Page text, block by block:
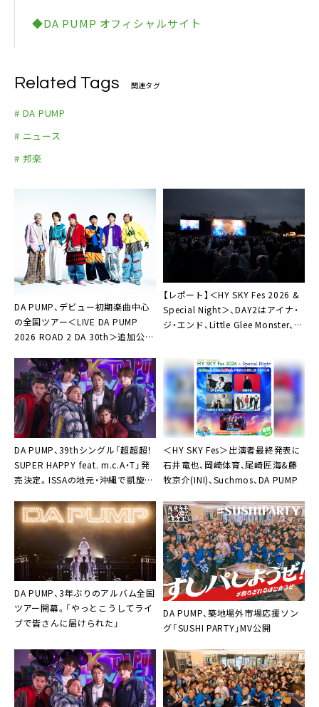
◆DA PUMP オフィシャルサイト
Related Tags 関連タグ
# DA PUMP
# ニュース
# 邦楽
DA PUMP、デビュー初期楽曲中心
の全国ツアー＜LIVE DA PUMP
2026 ROAD 2 DA 30th＞追加公演
【レポート】＜HY SKY Fes 2026 &
Special Night＞、DAY2はアイナ・
ジ・エンド、Little Glee Monster、
DA PUMP、39thシングル「超超超！
SUPER HAPPY feat. m.c.A・T」発
売決定。ISSAの地元・沖縄で凱旋リ
＜HY SKY Fes＞出演者最終発表に
石井竜也、岡崎体育、尾崎匠海&藤
牧京介(INI)、Suchmos、DA PUMP
DA PUMP、3年ぶりのアルバム全国
ツアー開幕。「やっとこうしてライ
ブで皆さんに届けられた」
DA PUMP、築地場外市場応援ソン
グ「SUSHI PARTY」MV公開